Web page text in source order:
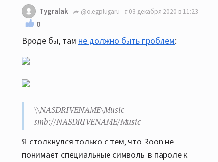
Tygralak @olegplugaru 03 декабря 2020 в 11:23
0
Вроде бы, там не должно быть проблем:
\\NASDRIVENAME\Music
smb://NASDRIVENAME/Music
Я столкнулся только с тем, что Roon не
понимает специальные символы в пароле к